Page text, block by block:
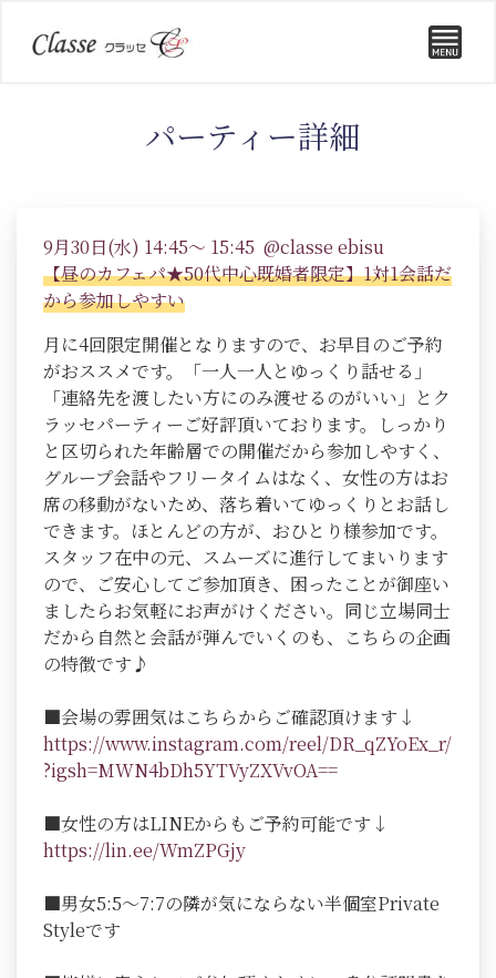
パーティー詳細
9月30日(水) 14:45～ 15:45 @classe ebisu
【昼のカフェパ★50代中心既婚者限定】1対1会話だ
から参加しやすい
月に4回限定開催となりますので、お早目のご予約
がおススメです。「一人一人とゆっくり話せる」
「連絡先を渡したい方にのみ渡せるのがいい」とク
ラッセパーティーご好評頂いております。しっかり
と区切られた年齢層での開催だから参加しやすく、
グループ会話やフリータイムはなく、女性の方はお
席の移動がないため、落ち着いてゆっくりとお話し
できます。ほとんどの方が、おひとり様参加です。
スタッフ在中の元、スムーズに進行してまいります
ので、ご安心してご参加頂き、困ったことが御座い
ましたらお気軽にお声がけください。同じ立場同士
だから自然と会話が弾んでいくのも、こちらの企画
の特徴です♪
■会場の雰囲気はこちらからご確認頂けます↓
https://www.instagram.com/reel/DR_qZYoEx_r/
?igsh=MWN4bDh5YTVyZXVvOA==
■女性の方はLINEからもご予約可能です↓
https://lin.ee/WmZPGjy
■男女5:5～7:7の隣が気にならない半個室Private
Styleです